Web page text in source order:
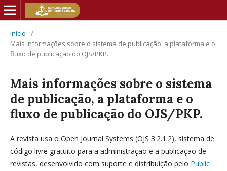
Início
/
Mais informações sobre o sistema de publicação, a plataforma e o
fluxo de publicação do OJS/PKP.
Mais informações sobre o sistema
de publicação, a plataforma e o
fluxo de publicação do OJS/PKP.
A revista usa o Open Journal Systems (OJS 3.2.1.2), sistema de
código livre gratuito para a administração e a publicação de
revistas, desenvolvido com suporte e distribuição pelo Public